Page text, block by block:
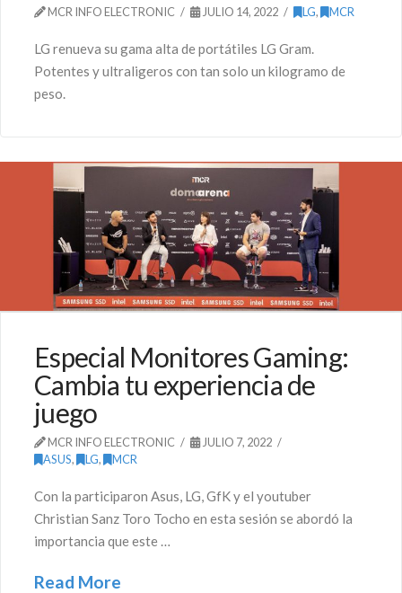
MCR INFO ELECTRONIC JULIO 14, 2022 LG, MCR
LG renueva su gama alta de portátiles LG Gram.
Potentes y ultraligeros con tan solo un kilogramo de
peso.
Especial Monitores Gaming:
Cambia tu experiencia de
juego
MCR INFO ELECTRONIC
JULIO 7, 2022
ASUS, LG, MCR
Con la participaron Asus, LG, GfK y el youtuber
Christian Sanz Toro Tocho en esta sesión se abordó la
importancia que este …
Read More